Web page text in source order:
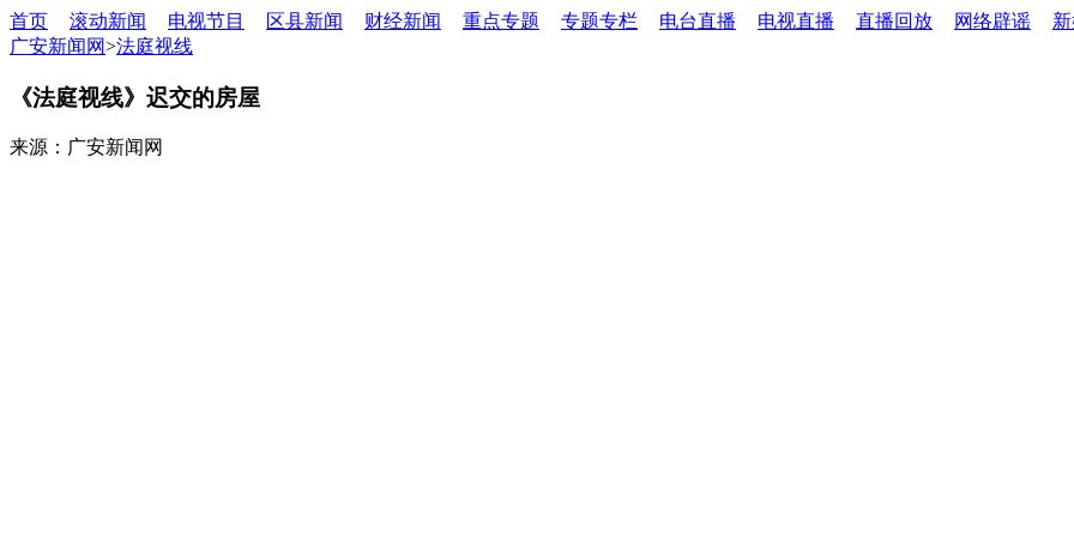
首页 滚动新闻 电视节目 区县新闻 财经新闻 重点专题 专题专栏 电台直播 电视直播 直播回放 网络辟谣
广安新闻网>法庭视线
《法庭视线》迟交的房屋
来源：广安新闻网